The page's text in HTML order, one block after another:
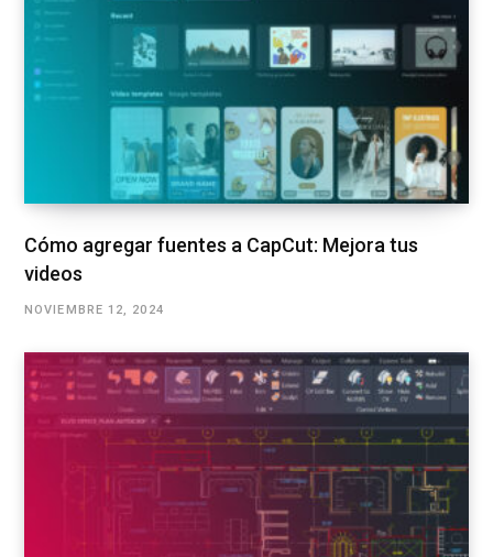
Cómo agregar fuentes a CapCut: Mejora tus
videos
NOVIEMBRE 12, 2024